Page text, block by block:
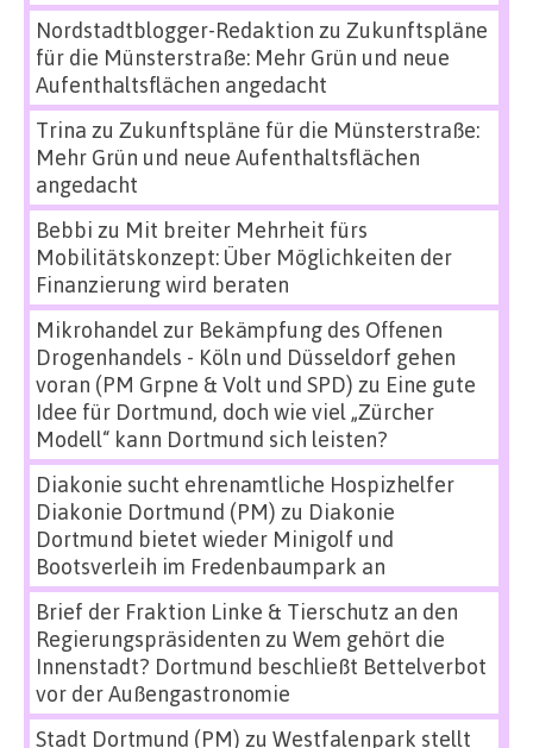
Nordstadtblogger-Redaktion zu Zukunftspläne
für die Münsterstraße: Mehr Grün und neue
Aufenthaltsflächen angedacht
Trina zu Zukunftspläne für die Münsterstraße:
Mehr Grün und neue Aufenthaltsflächen
angedacht
Bebbi zu Mit breiter Mehrheit fürs
Mobilitätskonzept: Über Möglichkeiten der
Finanzierung wird beraten
Mikrohandel zur Bekämpfung des Offenen
Drogenhandels - Köln und Düsseldorf gehen
voran (PM Grpne & Volt und SPD) zu Eine gute
Idee für Dortmund, doch wie viel „Zürcher
Modell“ kann Dortmund sich leisten?
Diakonie sucht ehrenamtliche Hospizhelfer
Diakonie Dortmund (PM) zu Diakonie
Dortmund bietet wieder Minigolf und
Bootsverleih im Fredenbaumpark an
Brief der Fraktion Linke & Tierschutz an den
Regierungspräsidenten zu Wem gehört die
Innenstadt? Dortmund beschließt Bettelverbot
vor der Außengastronomie
Stadt Dortmund (PM) zu Westfalenpark stellt